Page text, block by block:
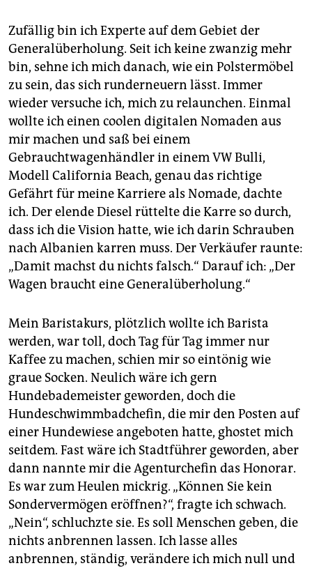
Zufällig bin ich Experte auf dem Gebiet der
Generalüberholung. Seit ich keine zwanzig mehr
bin, sehne ich mich danach, wie ein Polstermöbel
zu sein, das sich runderneuern lässt. Immer
wieder versuche ich, mich zu relaunchen. Einmal
wollte ich einen coolen digitalen Nomaden aus
mir machen und saß bei einem
Gebrauchtwagenhändler in einem VW Bulli,
Modell California Beach, genau das richtige
Gefährt für meine Karriere als Nomade, dachte
ich. Der elende Diesel rüttelte die Karre so durch,
dass ich die Vision hatte, wie ich darin Schrauben
nach Albanien karren muss. Der Verkäufer raunte:
„Damit machst du nichts falsch.“ Darauf ich: „Der
Wagen braucht eine Generalüberholung.“
Mein Baristakurs, plötzlich wollte ich Barista
werden, war toll, doch Tag für Tag immer nur
Kaffee zu machen, schien mir so eintönig wie
graue Socken. Neulich wäre ich gern
Hundebademeister geworden, doch die
Hundeschwimmbadchefin, die mir den Posten auf
einer Hundewiese angeboten hatte, ghostet mich
seitdem. Fast wäre ich Stadtführer geworden, aber
dann nannte mir die Agenturchefin das Honorar.
Es war zum Heulen mickrig. „Können Sie kein
Sondervermögen eröffnen?“, fragte ich schwach.
„Nein“, schluchzte sie. Es soll Menschen geben, die
nichts anbrennen lassen. Ich lasse alles
anbrennen, ständig, verändere ich mich null und